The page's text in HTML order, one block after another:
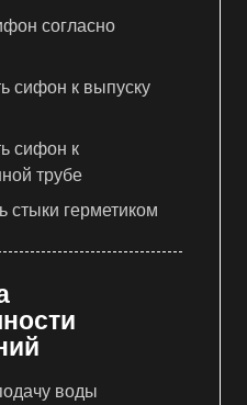
согласно
сифон к выпуску
сифон к
трубе
стыки герметиком
воды